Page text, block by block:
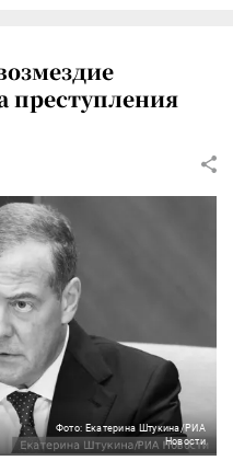
преступления
Фото: Екатерина Штукина/РИА
Новости